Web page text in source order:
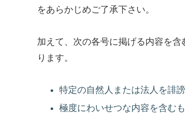
をあらかじめご了承下さい。
加えて、次の各号に掲げる内容を
ります。
特定の自然人または法人を誹
極度にわいせつな内容を含むも